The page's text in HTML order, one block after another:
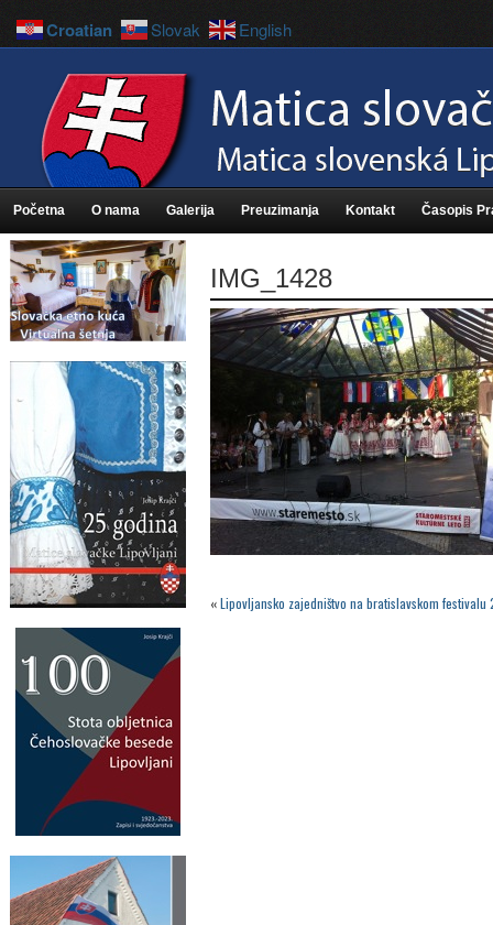
Početna O nama Galerija Preuzimanja Kontakt Časopis
IMG_1428
«Lipovljansko zajedništvo na bratislavskom
Croatian Slovak English